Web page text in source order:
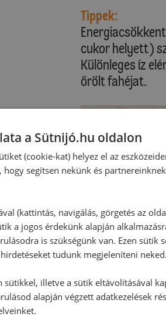
Tippek:
cukor helyett)
Különleges íz
őrölt fahéjat.
a Sütnijó.hu oldalon
(cookie-kat) helyez el az
segítsen nekünk és
(kattintás, navigálás, görgetés az
a jogos érdekünk alapján
is szükségünk van. Ezen sütik
tudunk megjeleníteni neked.
sütikkel, illetve a sütik eltávolításával
alapján végzett adatkezelések